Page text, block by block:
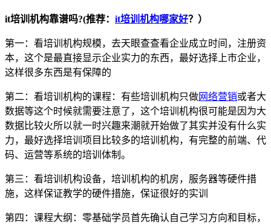
it培训机构靠谱吗?(推荐： it培训机构哪家好？）
第一：看培训机构规模，去天眼查查看企业成立时间，注册资
本，这个是最直接显示企业实力的东西，最好选择上市企业，
这样很多东西是有保障的
第二：看培训机构的课程：有些培训机构只做网络营销或者大
数据等这个时候就需要注意了，这个培训机构很可能是因为大
数据比较火所以就一时兴趣来潮就开始做了其实并没有什么实
力，最好选择培训项目比较多的培训机构，有完整的前端、代
码、运营等系统的培训体制。
第三：看培训机构设备，培训机构的机房，服务器等硬件措
施，这样保证教学的硬件措施，保证很好的实训
第四：课程大纲：零基础学员首先确认自己学习方向和目标，